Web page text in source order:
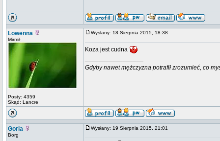
Lowenna
Mirmił
Posty: 4359
Skąd: Lancre
Wysłany: 18 Sierpnia 2015, 18:38
Koza jest cudna
Gdyby nawet mężczyzna potrafił zrozumieć, co
Goria
Borg
Wysłany: 19 Sierpnia 2015, 21:01